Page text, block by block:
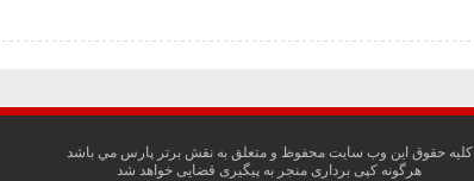
کليه حقوق اين وب سايت محفوظ و متعلق به نقش برتر پارس مي باشد
هرگونه کپی برداری منجر به پیگیری قضایی خواهد شد